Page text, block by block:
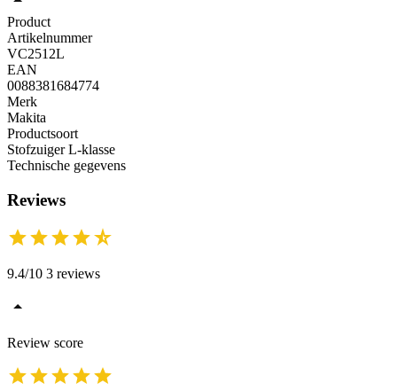
Product
Artikelnummer
VC2512L
EAN
0088381684774
Merk
Makita
Productsoort
Stofzuiger L-klasse
Technische gegevens
Reviews
9.4/10 3 reviews
Review score